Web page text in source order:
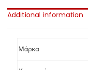
Additional information
Μάρκα